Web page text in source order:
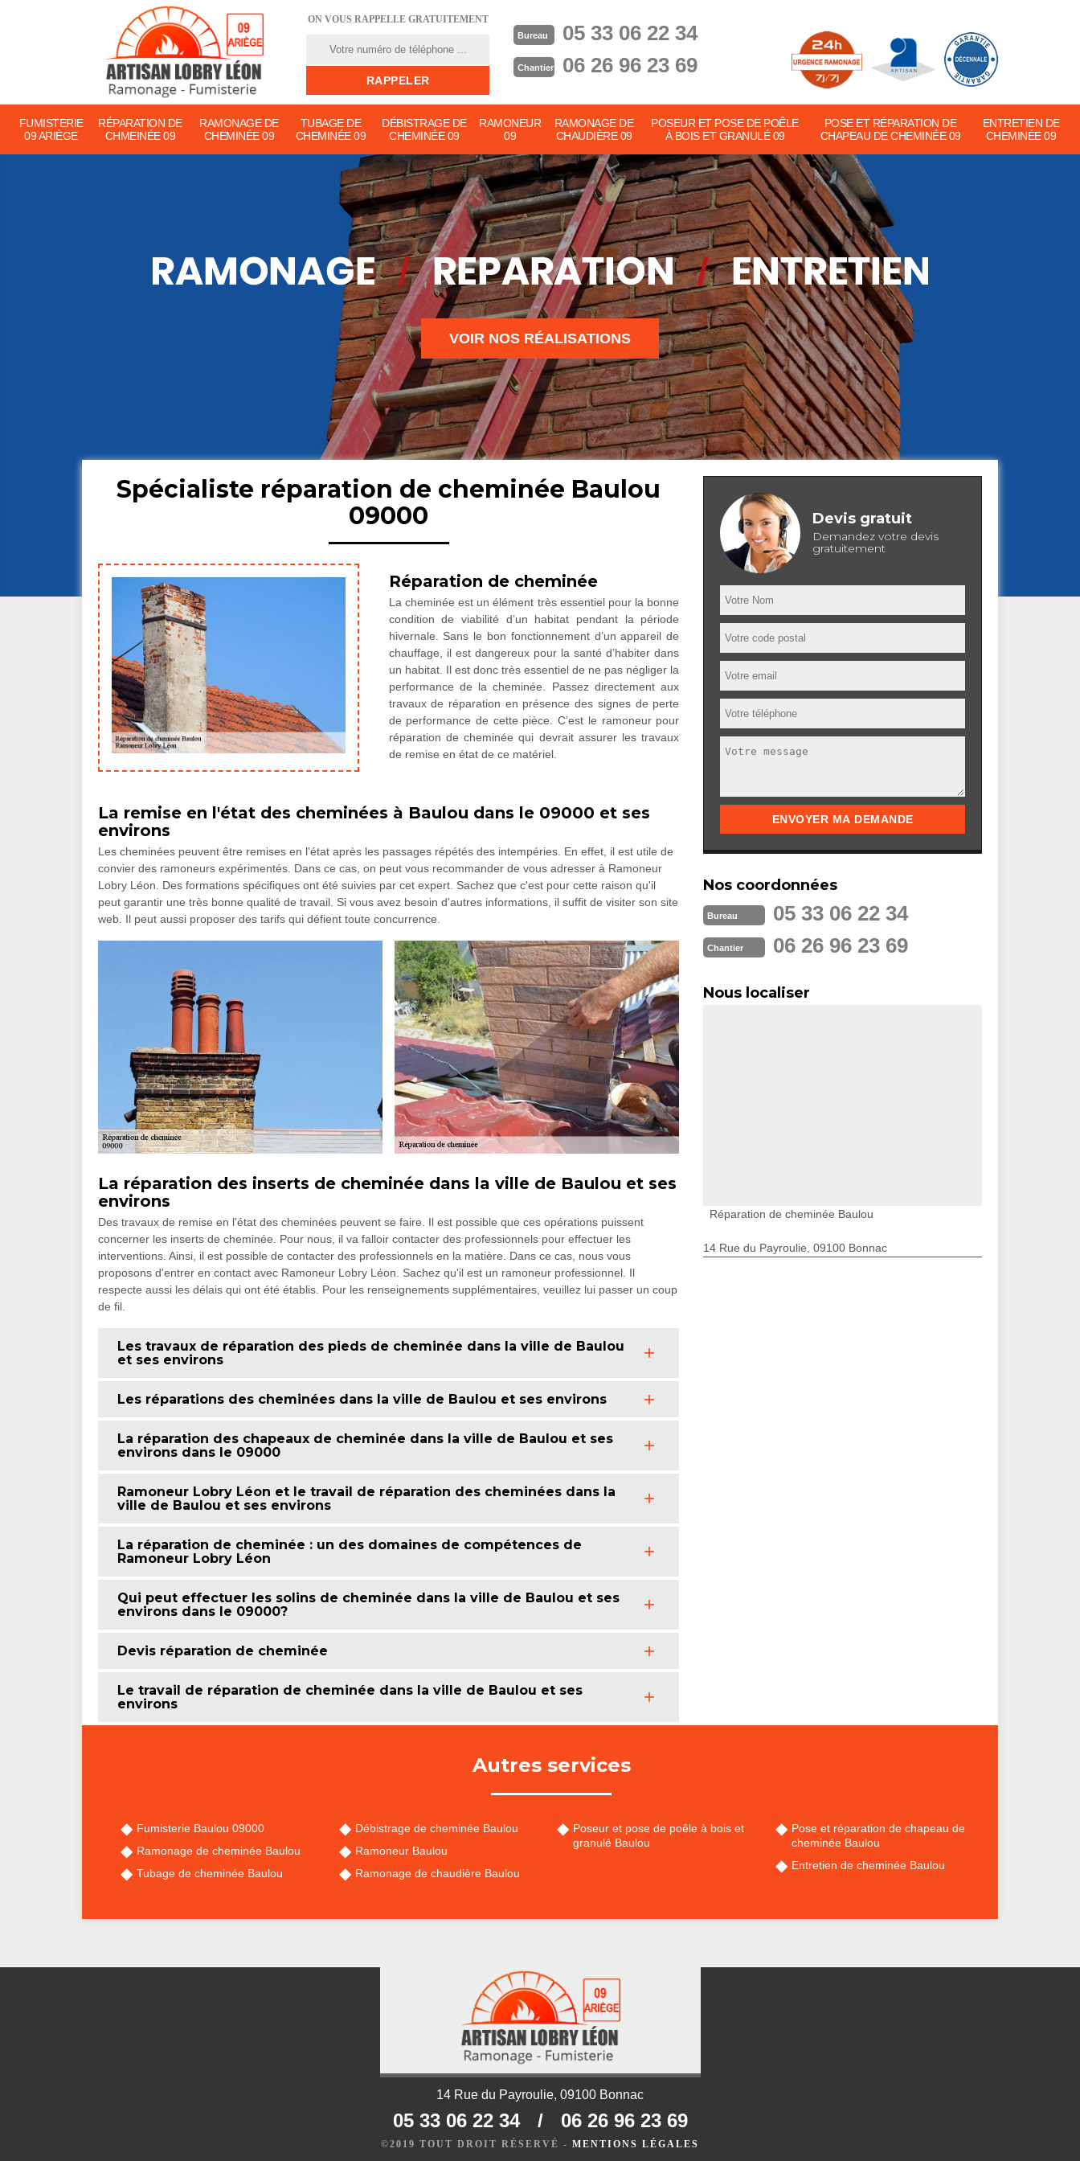
ON VOUS RAPPELLE GRATUITEMENT
Bureau 05 33 06 22 34
Chantier 06 26 96 23 69
FUMISTERIE
09 ARIÈGE
RÉPARATION DE
CHMEINÉE 09
RAMONAGE DE
CHEMINÉE 09
TUBAGE DE
CHEMINÉE 09
DÉBISTRAGE DE
CHEMINÉE 09
RAMONEUR
09
RAMONAGE DE
CHAUDIÈRE 09
POSEUR ET POSE DE POÊLE
À BOIS ET GRANULÉ 09
POSE ET RÉPARATION DE
CHAPEAU DE CHEMINÉE 09
ENTRETIEN DE
CHEMINÉE 09
VOIR NOS RÉALISATIONS
Spécialiste réparation de cheminée Baulou
09000
Réparation de cheminée
La cheminée est un élément très essentiel pour la bonne
condition de viabilité d’un habitat pendant la période
hivernale. Sans le bon fonctionnement d’un appareil de
chauffage, il est dangereux pour la santé d’habiter dans
un habitat. Il est donc très essentiel de ne pas négliger la
performance de la cheminée. Passez directement aux
travaux de réparation en présence des signes de perte
de performance de cette pièce. C’est le ramoneur pour
réparation de cheminée qui devrait assurer les travaux
de remise en état de ce matériel.
La remise en l'état des cheminées à Baulou dans le 09000 et ses
environs
Les cheminées peuvent être remises en l'état après les passages répétés des intempéries. En effet, il est utile de
convier des ramoneurs expérimentés. Dans ce cas, on peut vous recommander de vous adresser à Ramoneur
Lobry Léon. Des formations spécifiques ont été suivies par cet expert. Sachez que c'est pour cette raison qu'il
peut garantir une très bonne qualité de travail. Si vous avez besoin d'autres informations, il suffit de visiter son site
web. Il peut aussi proposer des tarifs qui défient toute concurrence.
La réparation des inserts de cheminée dans la ville de Baulou et ses
environs
Des travaux de remise en l'état des cheminées peuvent se faire. Il est possible que ces opérations puissent
concerner les inserts de cheminée. Pour nous, il va falloir contacter des professionnels pour effectuer les
interventions. Ainsi, il est possible de contacter des professionnels en la matière. Dans ce cas, nous vous
proposons d'entrer en contact avec Ramoneur Lobry Léon. Sachez qu'il est un ramoneur professionnel. Il
respecte aussi les délais qui ont été établis. Pour les renseignements supplémentaires, veuillez lui passer un coup
de fil.
Les travaux de réparation des pieds de cheminée dans la ville de Baulou
et ses environs
Les réparations des cheminées dans la ville de Baulou et ses environs
La réparation des chapeaux de cheminée dans la ville de Baulou et ses
environs dans le 09000
Ramoneur Lobry Léon et le travail de réparation des cheminées dans la
ville de Baulou et ses environs
La réparation de cheminée : un des domaines de compétences de
Ramoneur Lobry Léon
Qui peut effectuer les solins de cheminée dans la ville de Baulou et ses
environs dans le 09000?
Devis réparation de cheminée
Le travail de réparation de cheminée dans la ville de Baulou et ses
environs
Devis gratuit
Demandez votre devis
gratuitement
Nos coordonnées
Bureau 05 33 06 22 34
Chantier 06 26 96 23 69
Nous localiser
Réparation de cheminée Baulou
14 Rue du Payroulie, 09100 Bonnac
Autres services
Fumisterie Baulou 09000
Ramonage de cheminée Baulou
Tubage de cheminée Baulou
Débistrage de cheminée Baulou
Ramoneur Baulou
Ramonage de chaudière Baulou
Poseur et pose de poêle à bois et
granulé Baulou
Pose et réparation de chapeau de
cheminée Baulou
Entretien de cheminée Baulou
14 Rue du Payroulie, 09100 Bonnac
05 33 06 22 34 / 06 26 96 23 69
©2019 TOUT DROIT RÉSERVÉ - MENTIONS LÉGALES